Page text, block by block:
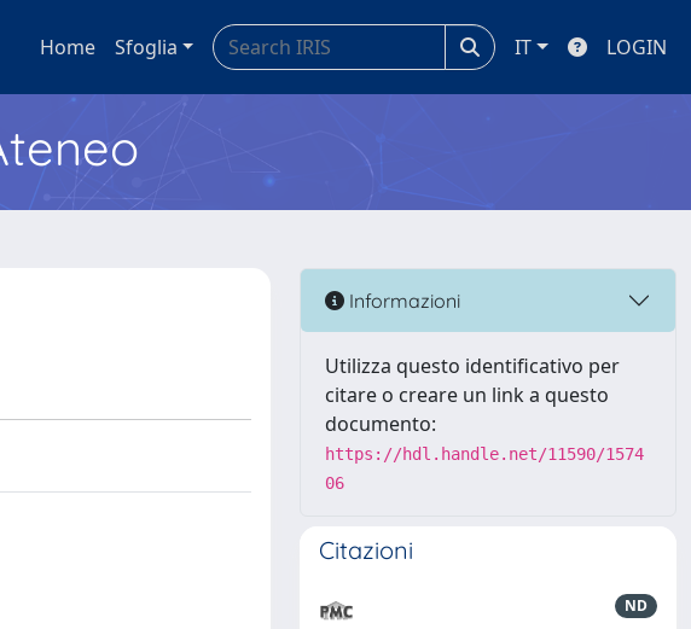
Home Sfoglia IT LOGIN
Informazioni
Utilizza questo identificativo per
citare o creare un link a questo
documento:
https://hdl.handle.net/11590/1574
06
Citazioni
ND